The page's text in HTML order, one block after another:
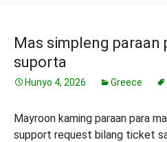
Mas simpleng paraan
suporta
Hunyo 4, 2026 Greece
Mayroon kaming paraan para
support request bilang ticket